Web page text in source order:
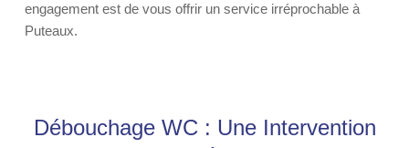
engagement est de vous offrir un service irréprochable à
Puteaux.
Débouchage WC : Une Intervention